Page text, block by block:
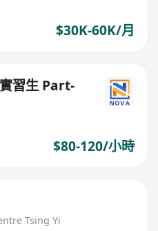
$30K-60K/月
習生 Part-
$80-120/小時
Tsing Yi